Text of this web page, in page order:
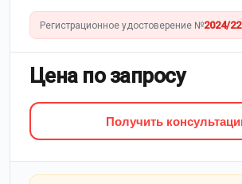
Регистрационное удостоверение №2024/
Цена по запросу
Получить